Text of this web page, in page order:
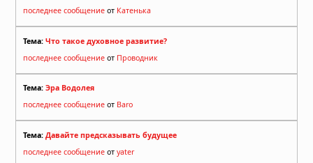
последнее сообщение от Катенька
Тема: Что такое духовное развитие?
последнее сообщение от Проводник
Тема: Эра Водолея
последнее сообщение от Baro
Тема: Давайте предсказывать будущее
последнее сообщение от yater